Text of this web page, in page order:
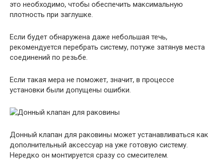
это необходимо, чтобы обеспечить максимальную
плотность при заглушке.
Если будет обнаружена даже небольшая течь,
рекомендуется перебрать систему, потуже затянув места
соединений по резьбе.
Если такая мера не поможет, значит, в процессе
установки были допущены ошибки.
Донный клапан для раковины может устанавливаться как
дополнительный аксессуар на уже готовую систему.
Нередко он монтируется сразу со смесителем.